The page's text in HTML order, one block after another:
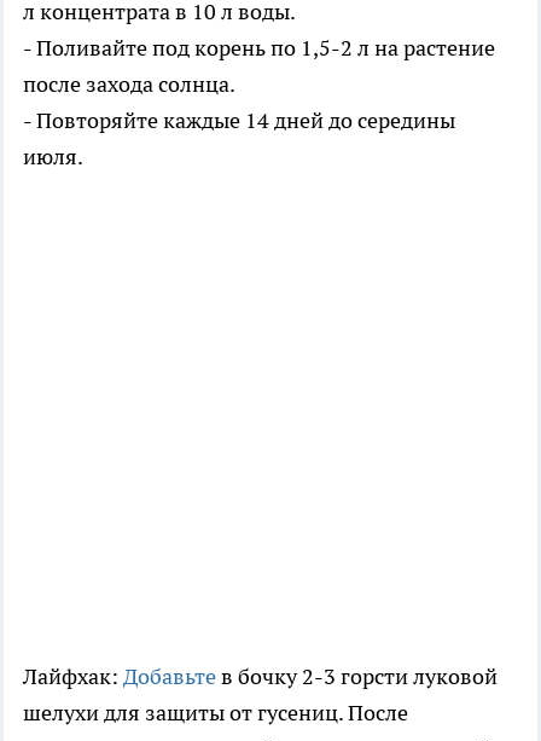
л концентрата в 10 л воды.
- Поливайте под корень по 1,5-2 л на растение
после захода солнца.
- Повторяйте каждые 14 дней до середины
июля.
Лайфхак: Добавьтев бочку 2-3 горсти луковой
шелухи для защиты от гусениц. После